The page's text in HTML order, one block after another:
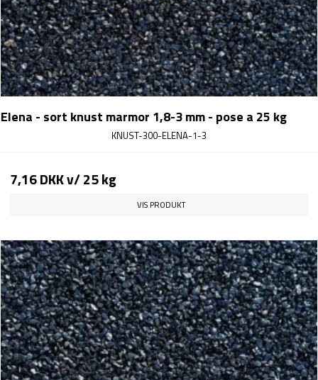
Elena - sort knust marmor 1,8-3 mm - pose a 25 kg
KNUST-300-ELENA-1-3
7,16 DKKv/ 25 kg
VIS PRODUKT